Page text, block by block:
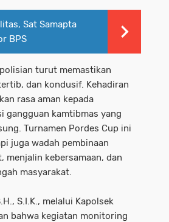
Sat Samapta
BPS
turut memastikan
dan kondusif. Kehadiran
rasa aman kepada
gangguan kamtibmas yang
Turnamen Pordes Cup ini
juga wadah pembinaan
menjalin kebersamaan, dan
masyarakat.
S.I.K., melalui Kapolsek
bahwa kegiatan monitoring